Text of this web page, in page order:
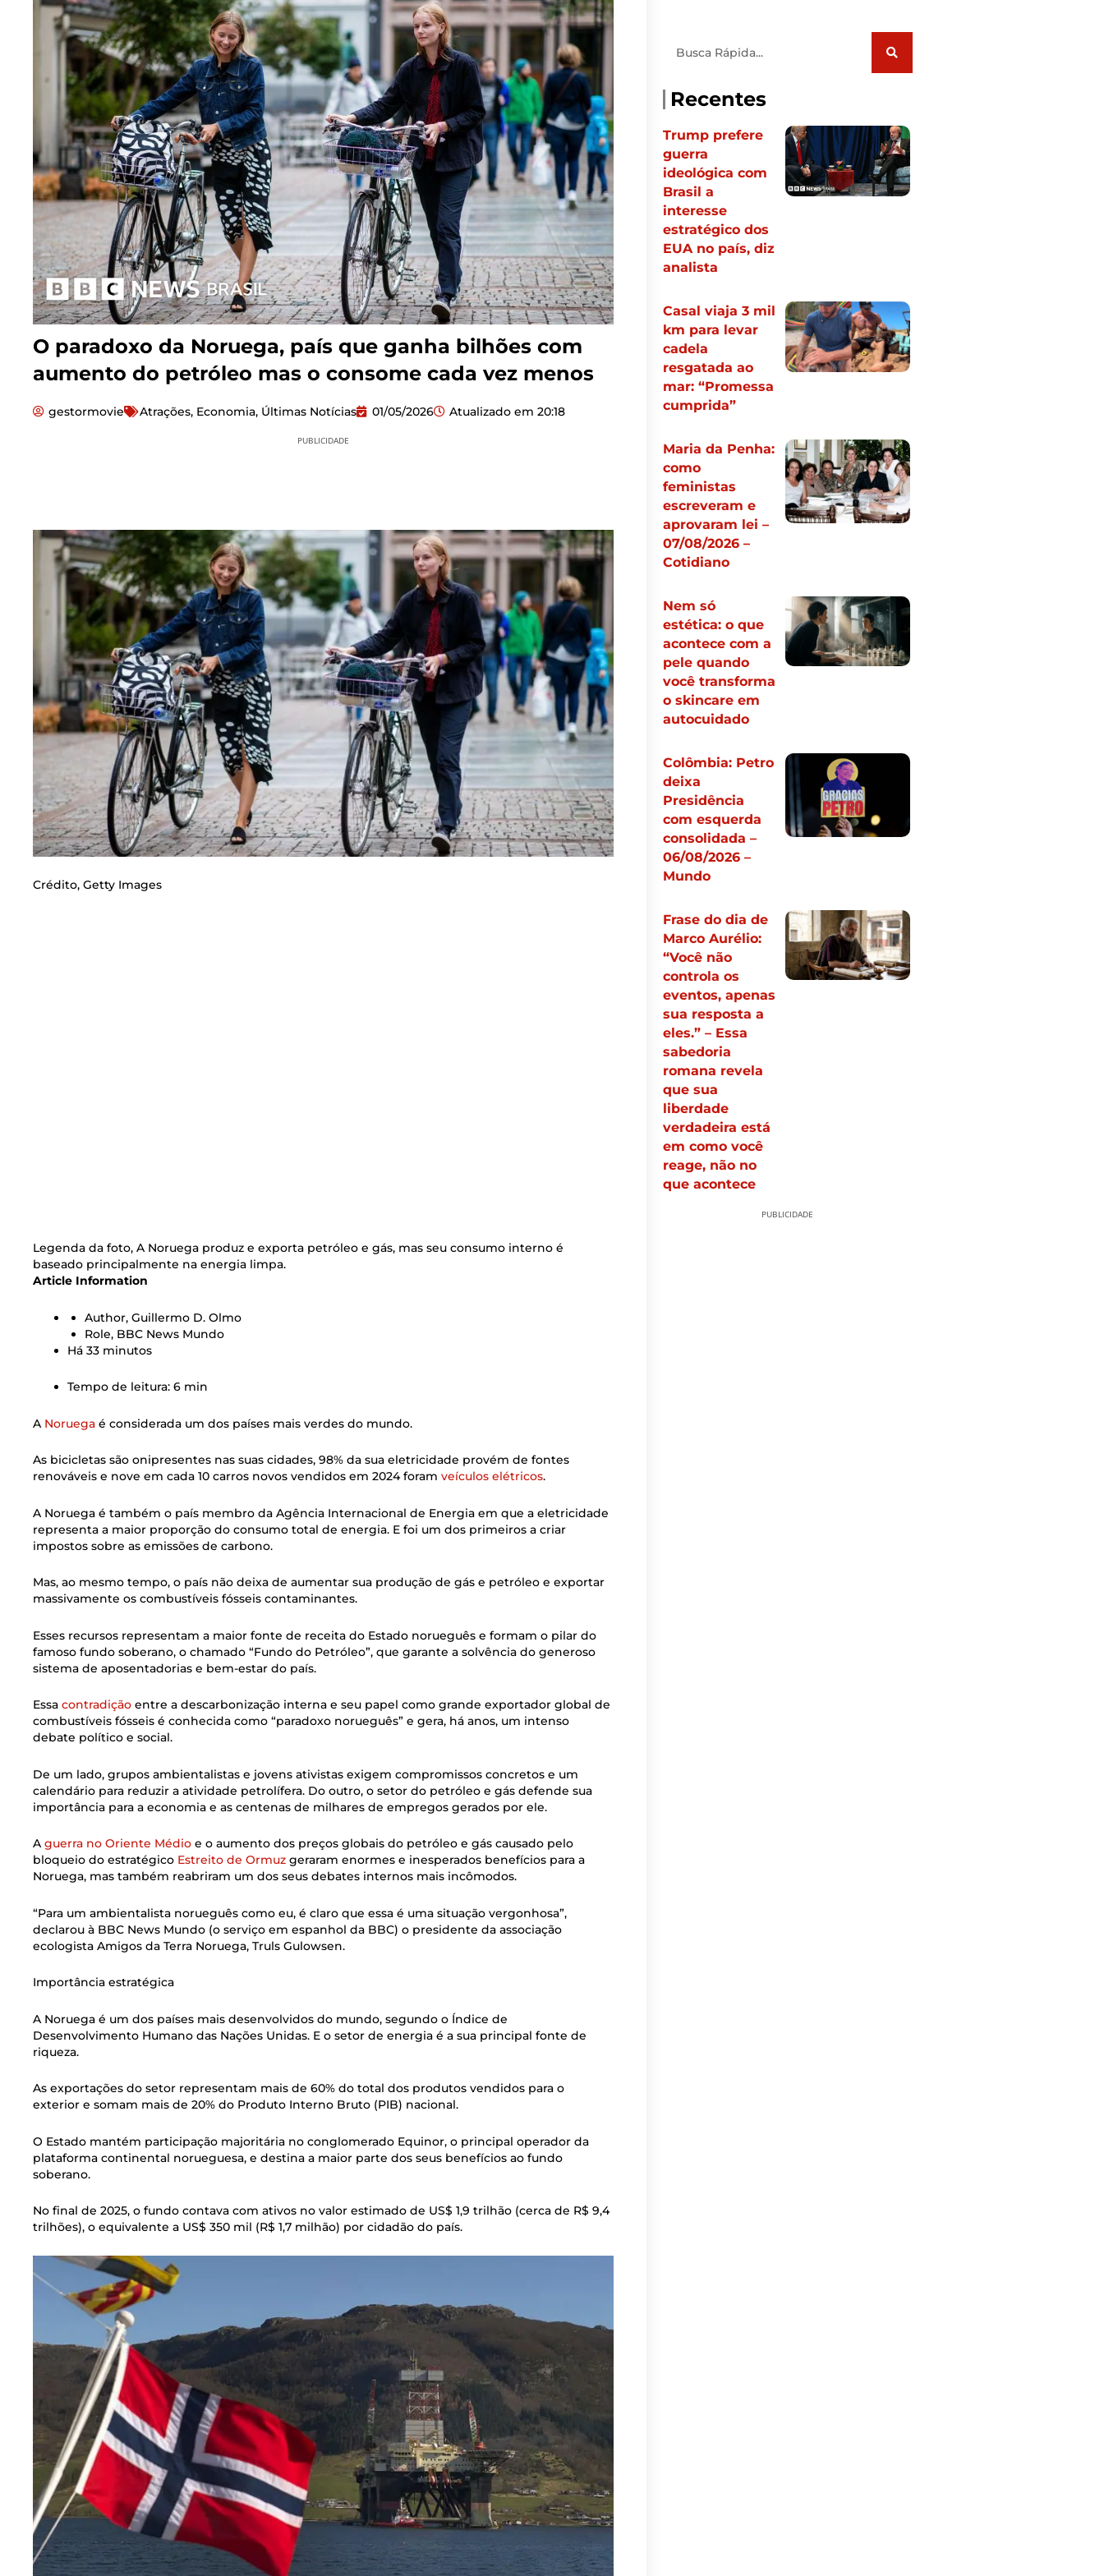
O paradoxo da Noruega, país que ganha bilhões com
aumento do petróleo mas o consome cada vez menos
gestormovie Atrações, Economia, Últimas Notícias 01/05/2026 Atualizado em 20:18
PUBLICIDADE
Crédito, Getty Images
Legenda da foto, A Noruega produz e exporta petróleo e gás, mas seu consumo interno é
baseado principalmente na energia limpa.
Article Information
Author, Guillermo D. Olmo
Role, BBC News Mundo
Há 33 minutos
Tempo de leitura: 6 min
A Noruega é considerada um dos países mais verdes do mundo.
As bicicletas são onipresentes nas suas cidades, 98% da sua eletricidade provém de fontes
renováveis e nove em cada 10 carros novos vendidos em 2024 foram veículos elétricos.
A Noruega é também o país membro da Agência Internacional de Energia em que a eletricidade
representa a maior proporção do consumo total de energia. E foi um dos primeiros a criar
impostos sobre as emissões de carbono.
Mas, ao mesmo tempo, o país não deixa de aumentar sua produção de gás e petróleo e exportar
massivamente os combustíveis fósseis contaminantes.
Esses recursos representam a maior fonte de receita do Estado norueguês e formam o pilar do
famoso fundo soberano, o chamado “Fundo do Petróleo”, que garante a solvência do generoso
sistema de aposentadorias e bem-estar do país.
Essa contradição entre a descarbonização interna e seu papel como grande exportador global de
combustíveis fósseis é conhecida como “paradoxo norueguês” e gera, há anos, um intenso
debate político e social.
De um lado, grupos ambientalistas e jovens ativistas exigem compromissos concretos e um
calendário para reduzir a atividade petrolífera. Do outro, o setor do petróleo e gás defende sua
importância para a economia e as centenas de milhares de empregos gerados por ele.
A guerra no Oriente Médio e o aumento dos preços globais do petróleo e gás causado pelo
bloqueio do estratégico Estreito de Ormuz geraram enormes e inesperados benefícios para a
Noruega, mas também reabriram um dos seus debates internos mais incômodos.
“Para um ambientalista norueguês como eu, é claro que essa é uma situação vergonhosa”,
declarou à BBC News Mundo (o serviço em espanhol da BBC) o presidente da associação
ecologista Amigos da Terra Noruega, Truls Gulowsen.
Importância estratégica
A Noruega é um dos países mais desenvolvidos do mundo, segundo o Índice de
Desenvolvimento Humano das Nações Unidas. E o setor de energia é a sua principal fonte de
riqueza.
As exportações do setor representam mais de 60% do total dos produtos vendidos para o
exterior e somam mais de 20% do Produto Interno Bruto (PIB) nacional.
O Estado mantém participação majoritária no conglomerado Equinor, o principal operador da
plataforma continental norueguesa, e destina a maior parte dos seus benefícios ao fundo
soberano.
No final de 2025, o fundo contava com ativos no valor estimado de US$ 1,9 trilhão (cerca de R$ 9,4
trilhões), o equivalente a US$ 350 mil (R$ 1,7 milhão) por cidadão do país.
Recentes
Trump prefere
guerra
ideológica com
Brasil a
interesse
estratégico dos
EUA no país, diz
analista
Casal viaja 3 mil
km para levar
cadela
resgatada ao
mar: “Promessa
cumprida”
Maria da Penha:
como
feministas
escreveram e
aprovaram lei –
07/08/2026 –
Cotidiano
Nem só
estética: o que
acontece com a
pele quando
você transforma
o skincare em
autocuidado
Colômbia: Petro
deixa
Presidência
com esquerda
consolidada –
06/08/2026 –
Mundo
Frase do dia de
Marco Aurélio:
“Você não
controla os
eventos, apenas
sua resposta a
eles.” – Essa
sabedoria
romana revela
que sua
liberdade
verdadeira está
em como você
reage, não no
que acontece
PUBLICIDADE